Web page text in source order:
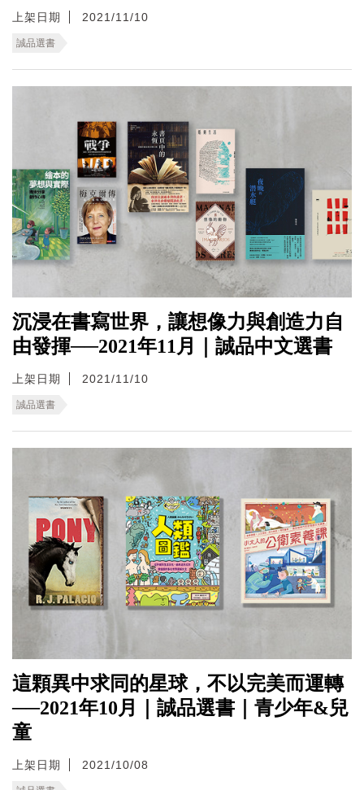
上架日期 2021/11/10
誠品選書
沉浸在書寫世界，讓想像力與創造力自
由發揮──2021年11月｜誠品中文選書
上架日期 2021/11/10
誠品選書
這顆異中求同的星球，不以完美而運轉
──2021年10月｜誠品選書｜青少年&兒
童
上架日期 2021/10/08